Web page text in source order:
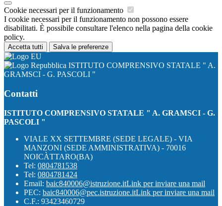
Cookie necessari per il funzionamento
I cookie necessari per il funzionamento non possono essere
disabilitati. È possibile consultare l'elenco nella pagina della cookie
policy.
Accetta tutti Salva le preferenze
ISTITUTO COMPRENSIVO STATALE " A.
GRAMSCI - G. PASCOLI "
Contatti
ISTITUTO COMPRENSIVO STATALE " A. GRAMSCI - G.
PASCOLI "
VIALE XX SETTEMBRE (SEDE LEGALE) - VIA
MANZONI (SEDE AMMINISTRATIVA) - 70016
NOICÀTTARO(BA)
Tel: 0804781538
Tel: 0804781424
Email: baic840006@istruzione.itLink per inviare una mail
PEC: baic840006@pec.istruzione.itLink per inviare una mail
C.F.: 93423460729